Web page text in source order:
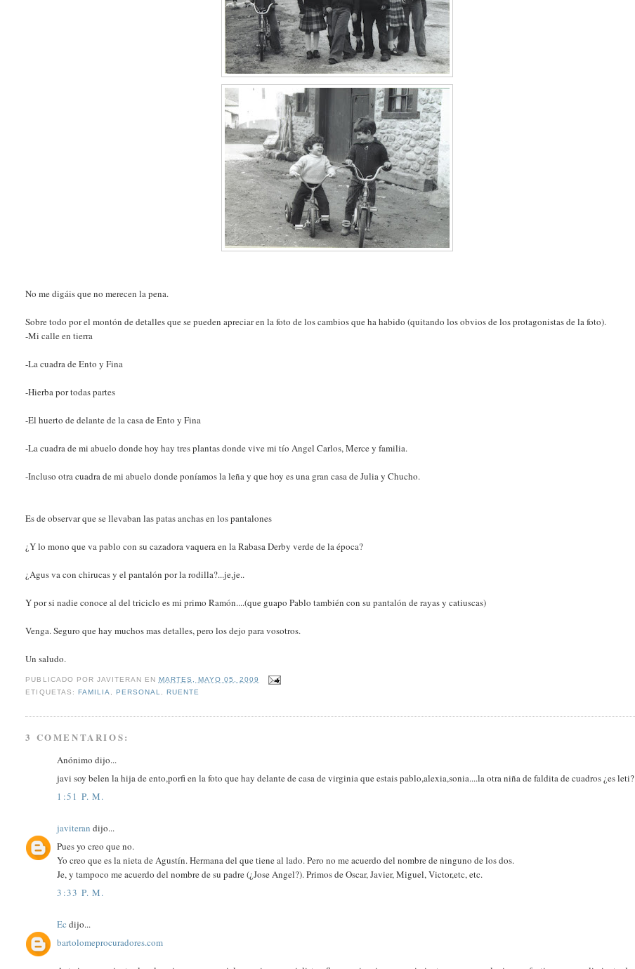
No me digáis que no merecen la pena.
Sobre todo por el montón de detalles que se pueden apreciar en la foto de los cambios que ha habido (quitando los obvios de los protagonistas de la foto).
-Mi calle en tierra
-La cuadra de Ento y Fina
-Hierba por todas partes
-El huerto de delante de la casa de Ento y Fina
-La cuadra de mi abuelo donde hoy hay tres plantas donde vive mi tío Angel Carlos, Merce y familia.
-Incluso otra cuadra de mi abuelo donde poníamos la leña y que hoy es una gran casa de Julia y Chucho.
Es de observar que se llevaban las patas anchas en los pantalones
¿Y lo mono que va pablo con su cazadora vaquera en la Rabasa Derby verde de la época?
¿Agus va con chirucas y el pantalón por la rodilla?...je,je..
Y por si nadie conoce al del triciclo es mi primo Ramón....(que guapo Pablo también con su pantalón de rayas y catiuscas)
Venga. Seguro que hay muchos mas detalles, pero los dejo para vosotros.
Un saludo.
PUBLICADO POR JAVITERAN EN MARTES, MAYO 05, 2009
ETIQUETAS: FAMILIA PERSONAL RUENTE
3 COMENTARIOS:
Anónimo dijo...
javi soy belen la hija de ento,porfi en la foto que hay delante de casa de virginia que estais pablo,alexia,sonia....la otra niña de faldita de cuadros ¿es leti?
1:51 P. M.
javiteran dijo...
Pues yo creo que no.
Yo creo que es la nieta de Agustín. Hermana del que tiene al lado. Pero no me acuerdo del nombre de ninguno de los dos.
Je, y tampoco me acuerdo del nombre de su padre (¿Jose Angel?). Primos de Oscar, Javier, Miguel, Victor,etc, etc.
3:33 P. M.
Ec dijo...
bartolomeprocuradores.com